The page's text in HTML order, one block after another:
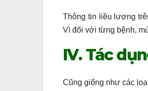
Thông tin liều lượng
Vì đối với từng bệnh,
IV. Tác
Cũng giống như các